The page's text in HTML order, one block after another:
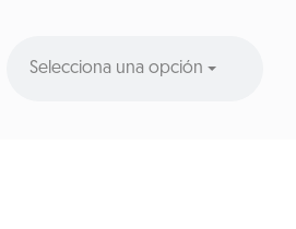
Selecciona una opción